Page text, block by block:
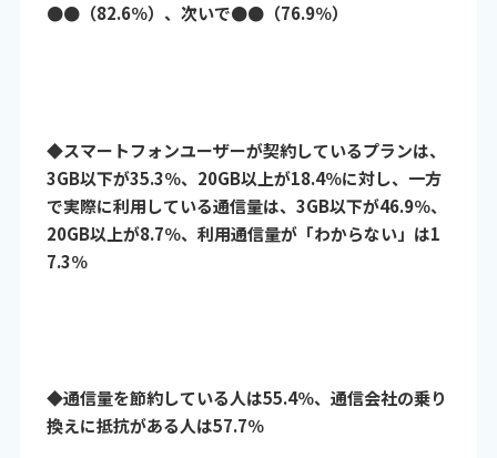
●●（82.6％）、次いで●●（76.9％）
◆スマートフォンユーザーが契約しているプランは、
3GB以下が35.3％、20GB以上が18.4％に対し、一方
で実際に利用している通信量は、3GB以下が46.9％、
20GB以上が8.7％、利用通信量が「わからない」は1
7.3％
◆通信量を節約している人は55.4％、通信会社の乗り
換えに抵抗がある人は57.7％